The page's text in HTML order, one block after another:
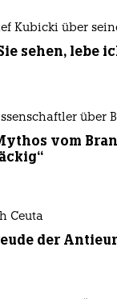
Kubicki über
sehen, lebe
über
vom
Ceuta
der